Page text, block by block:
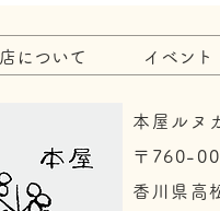
について イベント
本屋ルヌ
〒760-
香川県高